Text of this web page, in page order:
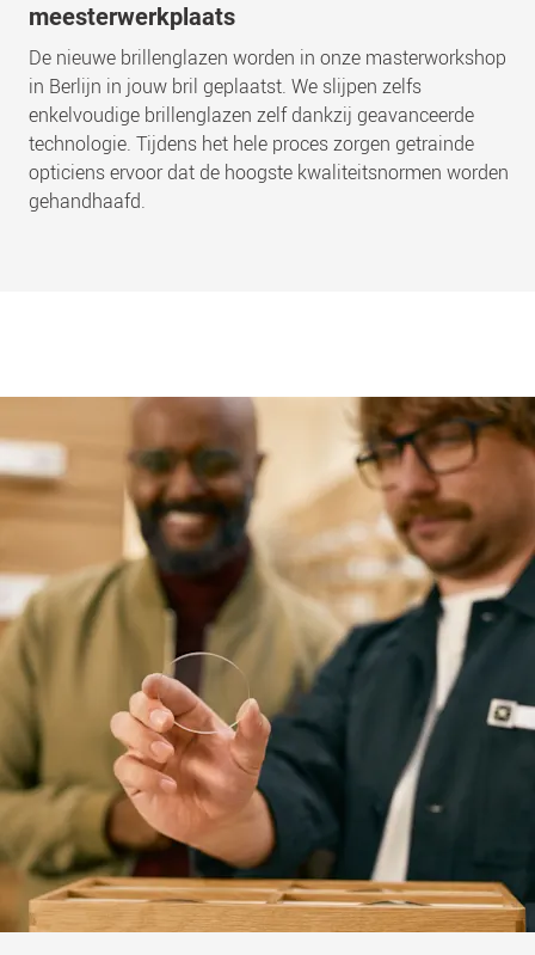
meesterwerkplaats
De nieuwe brillenglazen worden in onze masterworkshop
in Berlijn in jouw bril geplaatst. We slijpen zelfs
enkelvoudige brillenglazen zelf dankzij geavanceerde
technologie. Tijdens het hele proces zorgen getrainde
opticiens ervoor dat de hoogste kwaliteitsnormen worden
gehandhaafd.